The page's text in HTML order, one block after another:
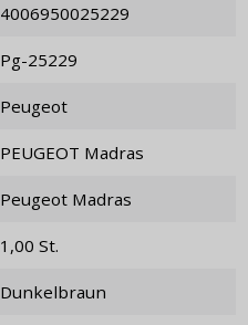
4006950025229
pg-25229
Peugeot
PEUGEOT Madras
Peugeot Madras
1,00 St.
Dunkelbraun